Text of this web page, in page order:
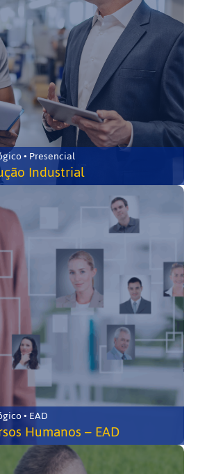
• Presencial
Industrial
• EAD
Humanos – EAD